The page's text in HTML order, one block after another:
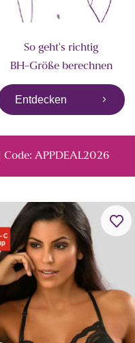
So geht's richtig
BH-Größe berechnen
Entdecken
| Code: APPDEAL2026